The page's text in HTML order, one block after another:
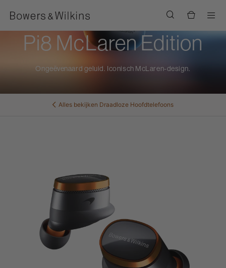
Pi8 McLaren Edition
Ongeëvenaard geluid. Iconisch McLaren-design.
Alles bekijken Draadloze Hoofdtelefoons